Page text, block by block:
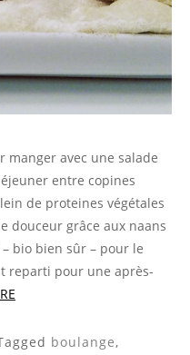
manger avec une salade
entre copines
de proteines végétales
douceur grâce aux naans
bio bien sûr – pour le
reparti pour une après-
boulange,